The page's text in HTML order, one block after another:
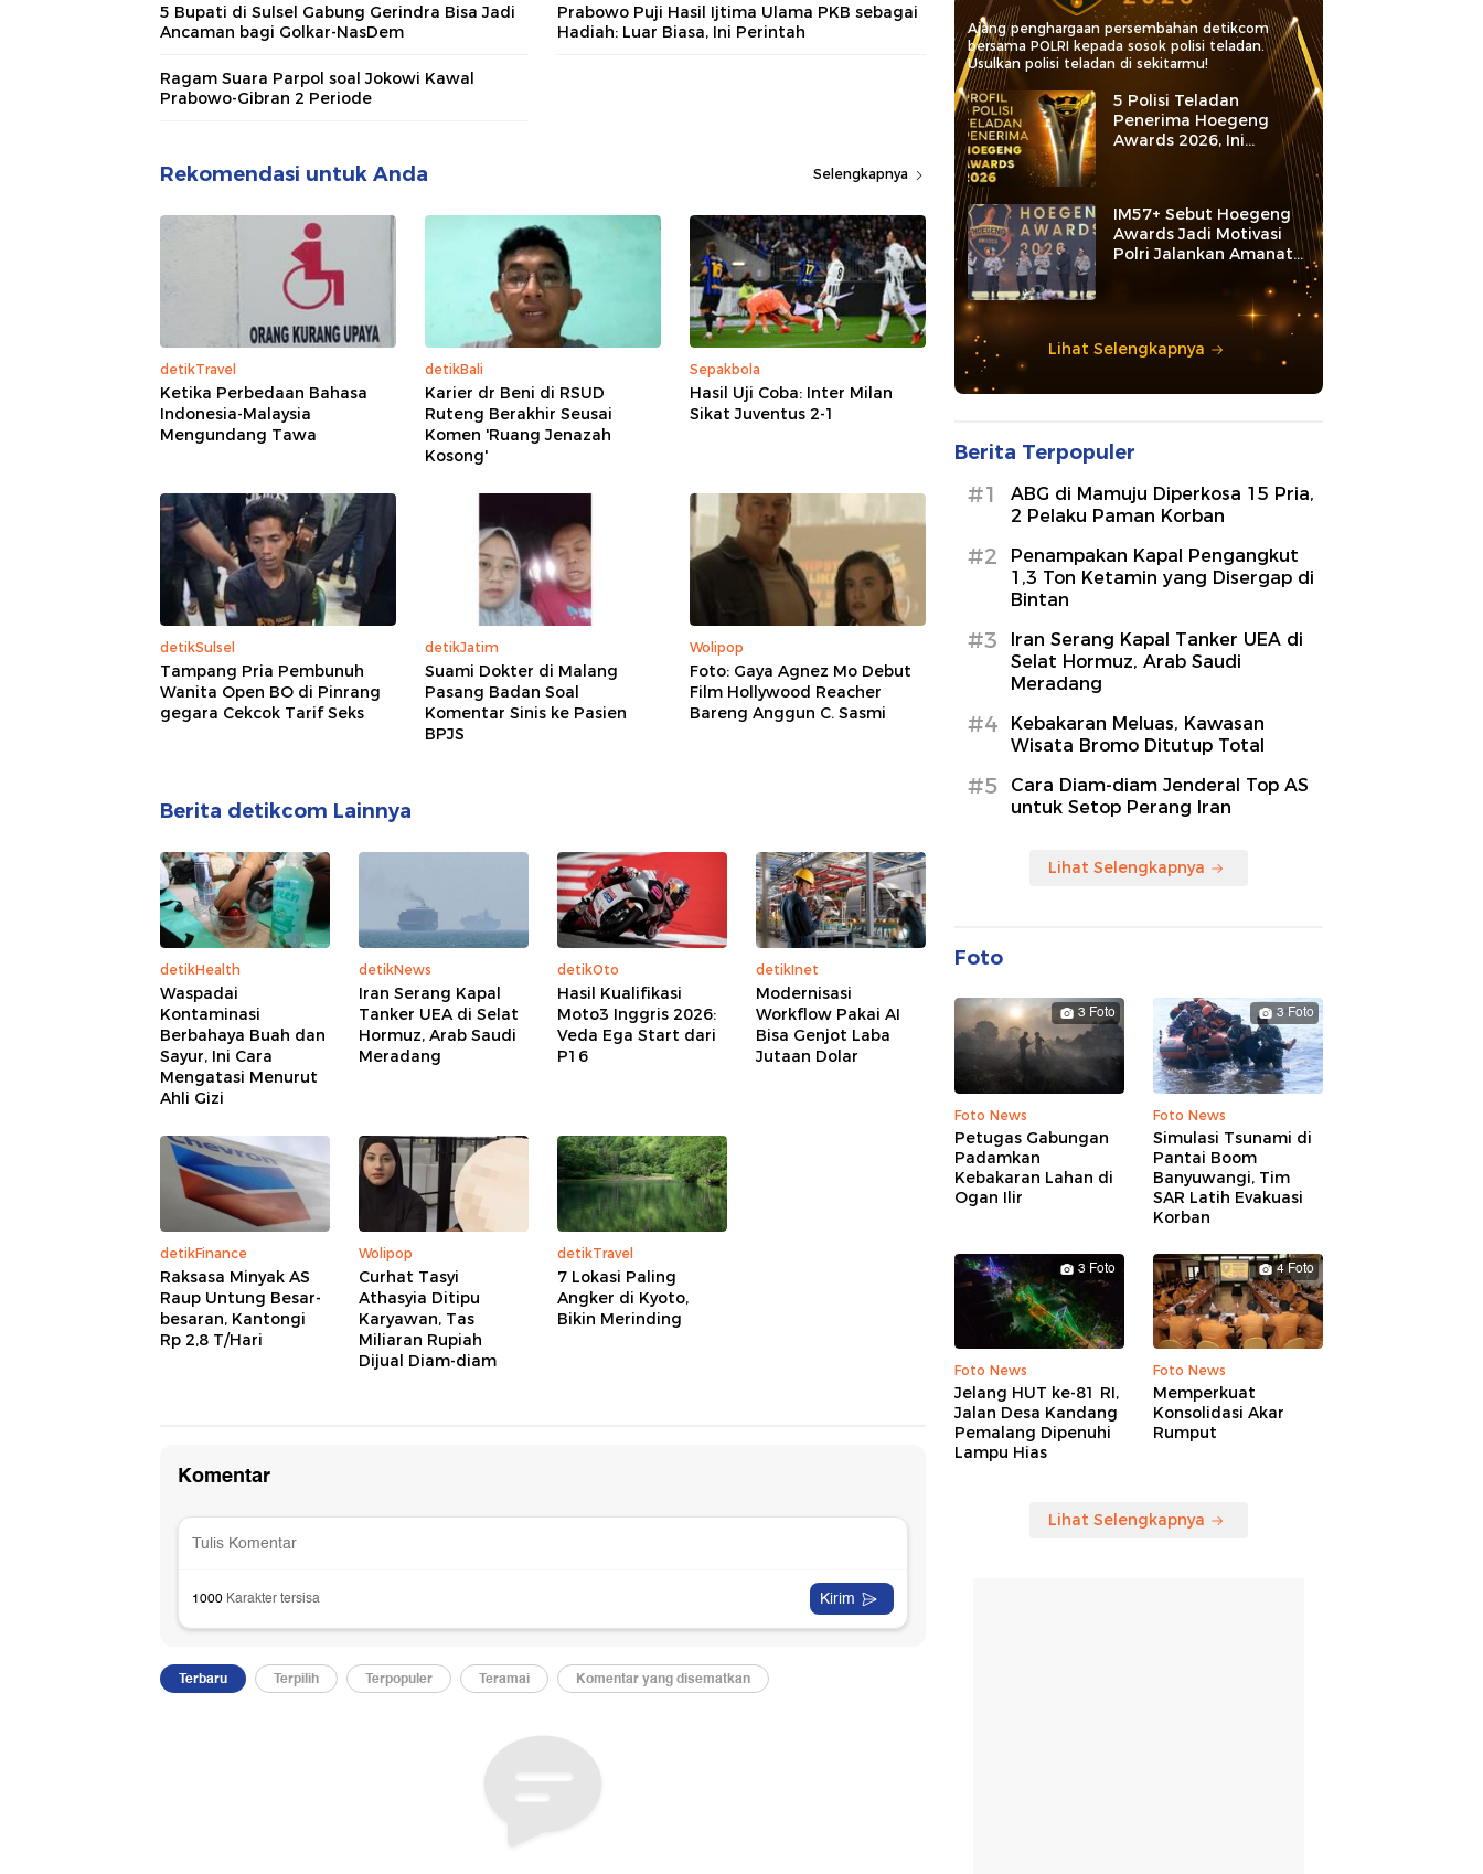
5 Bupati di Sulsel Gabung Gerindra Bisa Jadi
Ancaman bagi Golkar-NasDem
Prabowo Puji Hasil Ijtima Ulama PKB sebagai
Hadiah: Luar Biasa, Ini Perintah
Ragam Suara Parpol soal Jokowi Kawal
Prabowo-Gibran 2 Periode
Rekomendasi untuk Anda Selengkapnya
detikTravel
Ketika Perbedaan Bahasa
Indonesia-Malaysia
Mengundang Tawa
detikBali
Karier dr Beni di RSUD
Ruteng Berakhir Seusai
Komen 'Ruang Jenazah
Kosong'
Sepakbola
Hasil Uji Coba: Inter Milan
Sikat Juventus 2-1
detikSulsel
Tampang Pria Pembunuh
Wanita Open BO di Pinrang
gegara Cekcok Tarif Seks
detikJatim
Suami Dokter di Malang
Pasang Badan Soal
Komentar Sinis ke Pasien
BPJS
Wolipop
Foto: Gaya Agnez Mo Debut
Film Hollywood Reacher
Bareng Anggun C. Sasmi
Berita detikcom Lainnya
detikHealth
Waspadai
Kontaminasi
Berbahaya Buah dan
Sayur, Ini Cara
Mengatasi Menurut
Ahli Gizi
detikNews
Iran Serang Kapal
Tanker UEA di Selat
Hormuz, Arab Saudi
Meradang
detikOto
Hasil Kualifikasi
Moto3 Inggris 2026:
Veda Ega Start dari
P16
detikInet
Modernisasi
Workflow Pakai AI
Bisa Genjot Laba
Jutaan Dolar
detikFinance
Raksasa Minyak AS
Raup Untung Besar-
besaran, Kantongi
Rp 2,8 T/Hari
Wolipop
Curhat Tasyi
Athasyia Ditipu
Karyawan, Tas
Miliaran Rupiah
Dijual Diam-diam
detikTravel
7 Lokasi Paling
Angker di Kyoto,
Bikin Merinding
Ajang penghargaan persembahan detikcom
bersama POLRI kepada sosok polisi teladan.
Usulkan polisi teladan di sekitarmu!
5 Polisi Teladan
Penerima Hoegeng
Awards 2026, Ini
Kategori dan Kiprahnya
IM57+ Sebut Hoegeng
Awards Jadi Motivasi
Polri Jalankan Amanat
Lihat Selengkapnya
Berita Terpopuler
#1
ABG di Mamuju Diperkosa 15 Pria,
2 Pelaku Paman Korban
#2
Penampakan Kapal Pengangkut
1,3 Ton Ketamin yang Disergap di
Bintan
#3
Iran Serang Kapal Tanker UEA di
Selat Hormuz, Arab Saudi
Meradang
#4
Kebakaran Meluas, Kawasan
Wisata Bromo Ditutup Total
#5
Cara Diam-diam Jenderal Top AS
untuk Setop Perang Iran
Lihat Selengkapnya
Foto
3 Foto
Foto News
Petugas Gabungan
Padamkan
Kebakaran Lahan di
Ogan Ilir
3 Foto
Foto News
Simulasi Tsunami di
Pantai Boom
Banyuwangi, Tim
SAR Latih Evakuasi
Korban
3 Foto
Foto News
Jelang HUT ke-81 RI,
Jalan Desa Kandang
Pemalang Dipenuhi
Lampu Hias
4 Foto
Foto News
Memperkuat
Konsolidasi Akar
Rumput
Lihat Selengkapnya